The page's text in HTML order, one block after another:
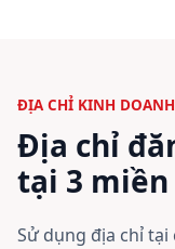
ĐỊA CHỈ KINH DOANH
Địa chỉ
tại 3 miền
Sử dụng địa chỉ